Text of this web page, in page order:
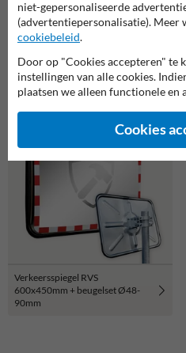
Verkeersspiegel Ø600mm acryl -
grote kijkhoek
Verkeersspiegel RVS
600x450mm + beugelset Ø48-
90mm
niet-gepersonaliseerde
(advertentiepersonalisatie). Meer
cookiebeleid.
Door op "Cookies accepteren" te
instellingen van alle cookies.
plaatsen we alleen functionele en
Cookies